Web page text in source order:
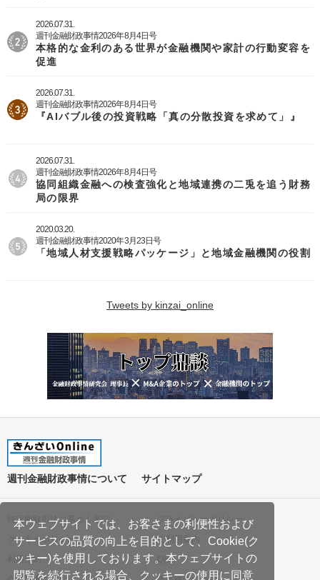
本ウェブサイトでは、お客さまの利便性および
サービスの品質の向上を目的として、Cookie(ク
ッキー)を使用しております。本ウェブサイトの
閲覧を続行される場合、クッキーの使用に同意
2026.07.31.
週刊金融財政事情2026年8月4日号
本格的な金利のある世界が金融機関や家計の行動変容を
促進
2026.07.31.
週刊金融財政事情2026年8月4日号
『AIバブル後の投資戦略「真の分散投資を求めて」』
2026.07.31.
週刊金融財政事情2026年8月4日号
協同組織金融への検査強化と地域連携の二兎を追う財務
局の限界
2020.03.20.
週刊金融財政事情2020年3月23日号
「地域人材支援戦略パッケージ」と地域金融機関の役割
Tweets by kinzai_online
週刊金融財政事情について サイトマップ
特定商取引法に基づく表記
プライバシーポリシー
クッキーポリシー
ご利用案内
利用規約
Q&A